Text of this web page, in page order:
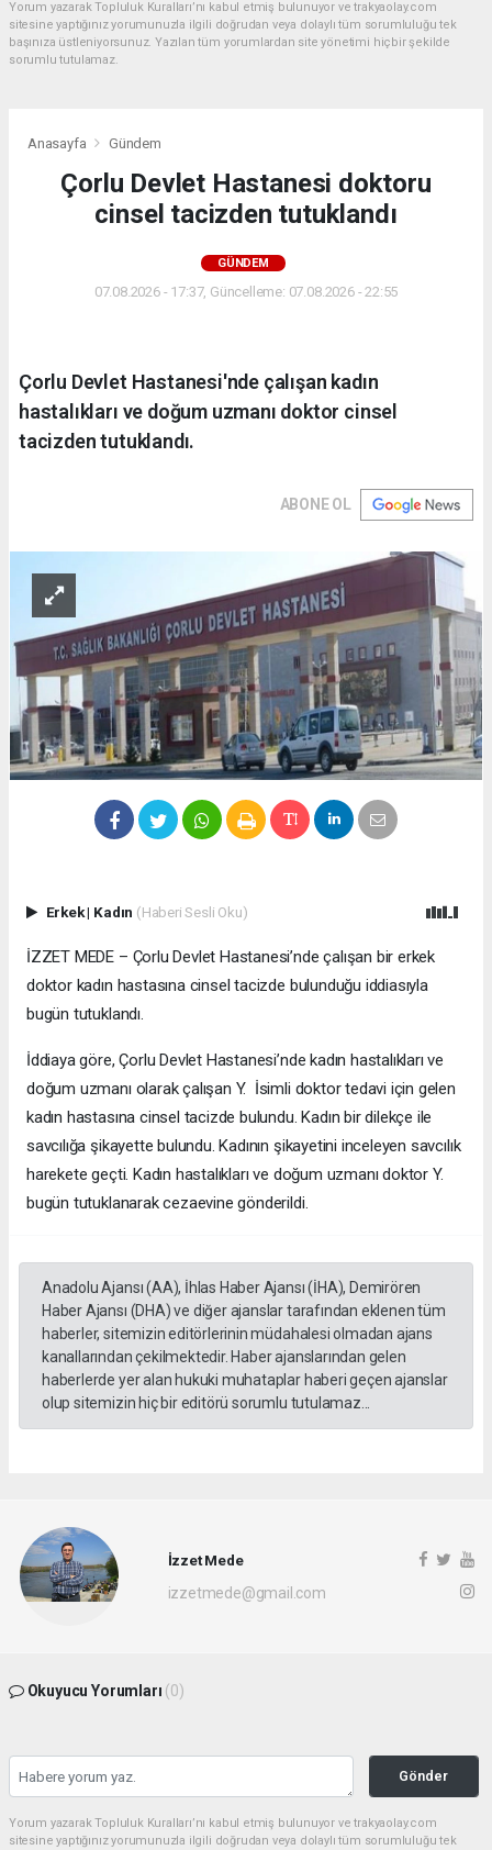
Yorum yazarak Topluluk Kuralları’nı kabul etmiş bulunuyor ve trakyaolay.com
sitesine yaptığınız yorumunuzla ilgili doğrudan veya dolaylı tüm sorumluluğu tek
başınıza üstleniyorsunuz. Yazılan tüm yorumlardan site yönetimi hiçbir şekilde
sorumlu tutulamaz.
Anasayfa Gündem
Çorlu Devlet Hastanesi doktoru
cinsel tacizden tutuklandı
GÜNDEM
07.08.2026 - 17:37, Güncelleme: 07.08.2026 - 22:55
Çorlu Devlet Hastanesi'nde çalışan kadın
hastalıkları ve doğum uzmanı doktor cinsel
tacizden tutuklandı.
ABONE OL
Erkek| Kadın (Haberi Sesli Oku)
İZZET MEDE – Çorlu Devlet Hastanesi’nde çalışan bir erkek
doktor kadın hastasına cinsel tacizde bulunduğu iddiasıyla
bugün tutuklandı.
İddiaya göre, Çorlu Devlet Hastanesi’nde kadın hastalıkları ve
doğum uzmanı olarak çalışan Y. İsimli doktor tedavi için gelen
kadın hastasına cinsel tacizde bulundu. Kadın bir dilekçe ile
savcılığa şikayette bulundu. Kadının şikayetini inceleyen savcılık
harekete geçti. Kadın hastalıkları ve doğum uzmanı doktor Y.
bugün tutuklanarak cezaevine gönderildi.
Anadolu Ajansı (AA), İhlas Haber Ajansı (İHA), Demirören
Haber Ajansı (DHA) ve diğer ajanslar tarafından eklenen tüm
haberler, sitemizin editörlerinin müdahalesi olmadan ajans
kanallarından çekilmektedir. Haber ajanslarından gelen
haberlerde yer alan hukuki muhataplar haberi geçen ajanslar
olup sitemizin hiç bir editörü sorumlu tutulamaz...
İzzet Mede
izzetmede@gmail.com
Okuyucu Yorumları (0)
Gönder
Yorum yazarak Topluluk Kuralları’nı kabul etmiş bulunuyor ve trakyaolay.com
sitesine yaptığınız yorumunuzla ilgili doğrudan veya dolaylı tüm sorumluluğu tek